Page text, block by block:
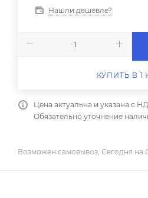
Нашли дешевле?
КУПИТЬ В 1
Цена актуальна и указана с
Обязательно уточнение
Возможен самовывоз, Сегодня на